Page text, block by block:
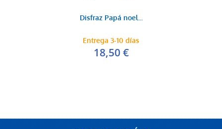
Disfraz Papá noel...
Entrega 3-10 días
18,50 €